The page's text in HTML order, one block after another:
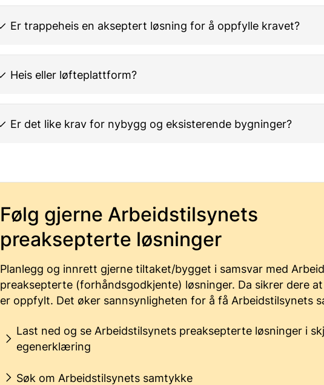
Er trappeheis en akseptert løsning for å oppfylle kravet?
Heis eller løfteplattform?
Er det like krav for nybygg og eksisterende bygninger?
Følg gjerne Arbeidstilsynets
preaksepterte løsninger
Planlegg og innrett gjerne tiltaket/bygget i samsvar med
preaksepterte (forhåndsgodkjente) løsninger. Da sikrer dere
er oppfylt. Det øker sannsynligheten for å få Arbeidstilsynets
Last ned og se Arbeidstilsynets preaksepterte løsninger i
egenerklæring
Søk om Arbeidstilsynets samtykke